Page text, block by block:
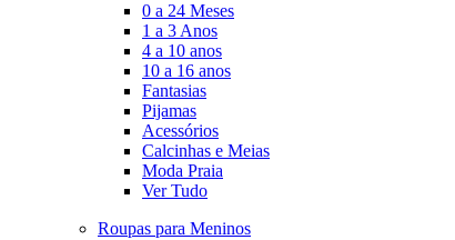
0 a 24 Meses
1 a 3 Anos
4 a 10 anos
10 a 16 anos
Fantasias
Pijamas
Acessórios
Calcinhas e Meias
Moda Praia
Ver Tudo
Roupas para Meninos